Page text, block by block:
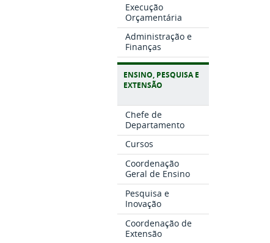
Execução
Orçamentária
Administração e
Finanças
ENSINO, PESQUISA E
EXTENSÃO
Chefe de
Departamento
Cursos
Coordenação
Geral de Ensino
Pesquisa e
Inovação
Coordenação de
Extensão